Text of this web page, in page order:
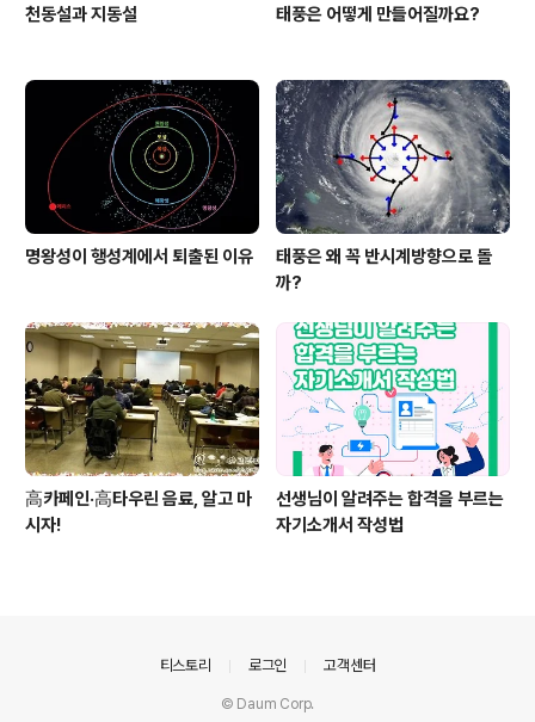
천동설과 지동설 태풍은 어떻게 만들어질까요?
명왕성이 행성계에서 퇴출된 이유
태풍은 왜 꼭 반시계방향으로 돌
까?
高카페인·高타우린 음료, 알고 마
시자!
선생님이 알려주는 합격을 부르는
자기소개서 작성법
티스토리 로그인 고객센터
© Daum Corp.